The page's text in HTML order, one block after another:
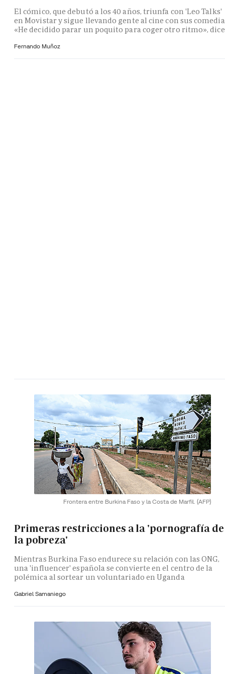
El cómico, que debutó a los 40 años, triunfa con 'Leo Talks'
en Movistar y sigue llevando gente al cine con sus
«He decidido parar un poquito para coger otro ritmo», dice
Fernando Muñoz
Frontera entre Burkina Faso y la Costa de Marfil. (AFP)
Primeras restricciones a la 'pornografía de
la pobreza'
Mientras Burkina Faso endurece su relación con las ONG,
una 'influencer' española se convierte en el centro de la
polémica al sortear un voluntariado en Uganda
Gabriel Samaniego